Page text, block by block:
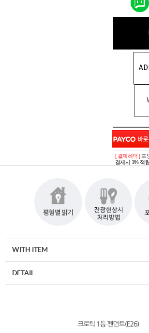
[ 결제혜택 ] 포
결제시 1% 적
WITH ITEM
DETAIL